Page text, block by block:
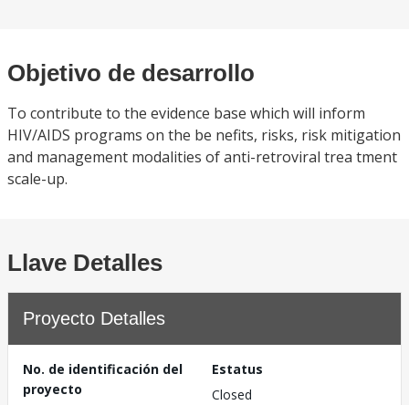
Objetivo de desarrollo
To contribute to the evidence base which will inform
HIV/AIDS programs on the be nefits, risks, risk mitigation
and management modalities of anti-retroviral trea tment
scale-up.
Llave Detalles
Proyecto Detalles
No. de identificación del
proyecto
Estatus
Closed